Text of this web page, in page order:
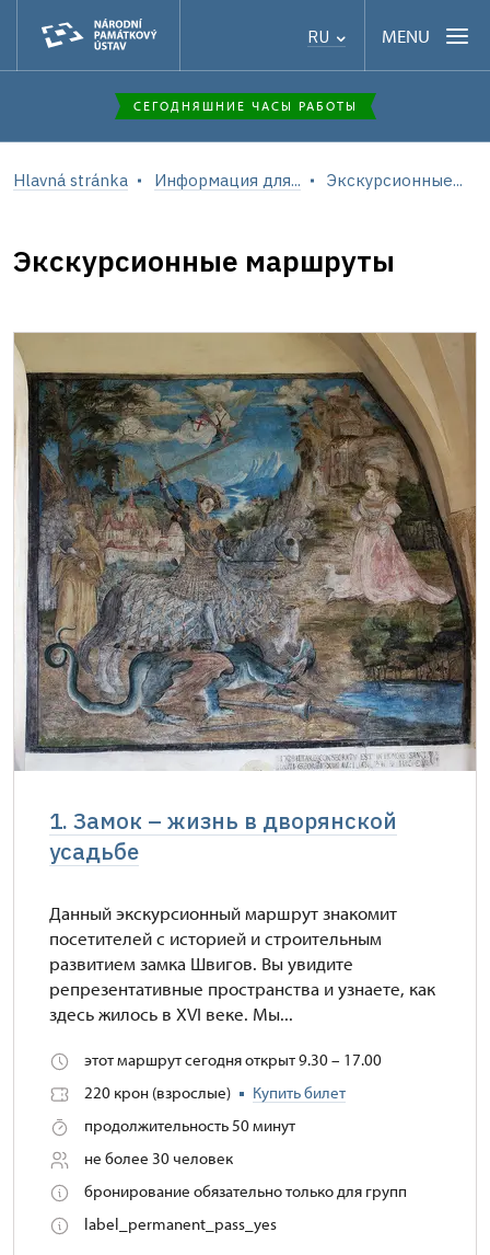
RU MENU
СЕГОДНЯШНИЕ ЧАСЫ РАБОТЫ
Hlavná stránka Информация для... Экскурсионные...
Экскурсионные маршруты
1. Замок – жизнь в дворянской
усадьбе
Данный экскурсионный маршрут знакомит
посетителей с историей и строительным
развитием замка Швигов. Вы увидите
репрезентативные пространства и узнаете, как
здесь жилось в XVI веке. Мы...
этот маршрут сегодня открыт 9.30 – 17.00
220 крон (взрослые)
Купить билет
продолжительность 50 минут
не более 30 человек
бронирование обязательно только для групп
label_permanent_pass_yes